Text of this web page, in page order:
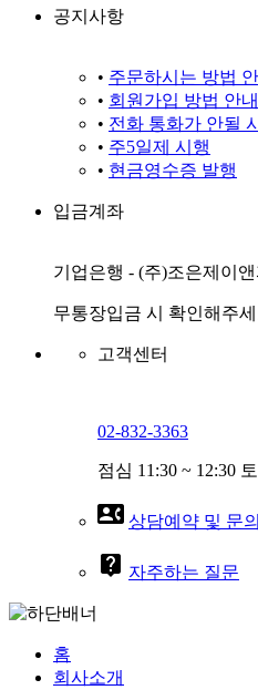
공지사항
• 주문하시는 방법
• 회원가입 방법 안내
• 전화 통화가 안될 시
• 주5일제 시행
• 현금영수증 발행
입금계좌
기업은행 - (주)조은제이앤
무통장입금 시 확인해주
고객센터
02-832-3363
점심 11:30 ~ 12:30
contact_phone 상담예약 및 문의
live_help 자주하는 질문
홈
회사소개